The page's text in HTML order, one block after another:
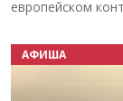
европейском
АФИША